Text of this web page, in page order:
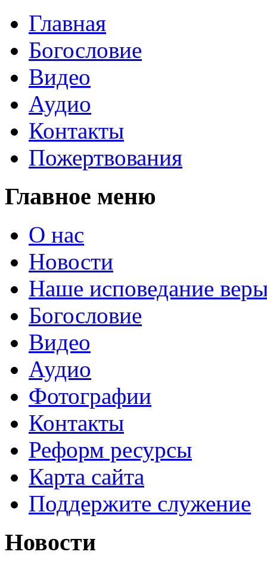
Главная
Богословие
Видео
Аудио
Контакты
Пожертвования
Главное меню
О нас
Новости
Наше исповедание
Богословие
Видео
Аудио
Фотографии
Контакты
Реформ ресурсы
Карта сайта
Поддержите служение
Новости